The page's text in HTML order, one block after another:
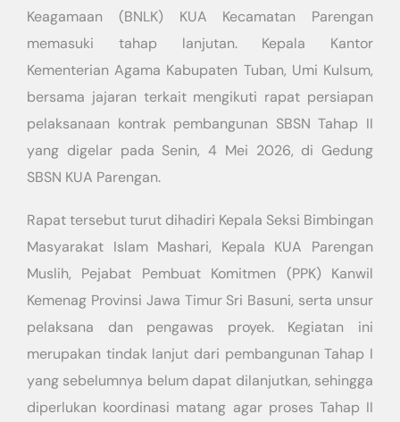
Keagamaan (BNLK) KUA Kecamatan Parengan
memasuki tahap lanjutan. Kepala Kantor
Kementerian Agama Kabupaten Tuban, Umi Kulsum,
bersama jajaran terkait mengikuti rapat persiapan
pelaksanaan kontrak pembangunan SBSN Tahap II
yang digelar pada Senin, 4 Mei 2026, di Gedung
SBSN KUA Parengan.
Rapat tersebut turut dihadiri Kepala Seksi Bimbingan
Masyarakat Islam Mashari, Kepala KUA Parengan
Muslih, Pejabat Pembuat Komitmen (PPK) Kanwil
Kemenag Provinsi Jawa Timur Sri Basuni, serta unsur
pelaksana dan pengawas proyek. Kegiatan ini
merupakan tindak lanjut dari pembangunan Tahap I
yang sebelumnya belum dapat dilanjutkan, sehingga
diperlukan koordinasi matang agar proses Tahap II